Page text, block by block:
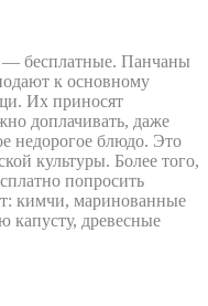
— бесплатные. Панчаны
к основному
Их приносят
доплачивать, даже
недорогое блюдо. Это
культуры. Более того,
попросить
кимчи, маринованные
капусту, древесные